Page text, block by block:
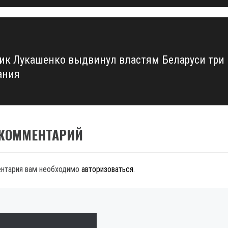
Лукашенко выдвинул властям Беларуси три
вам необходимо авторизоваться.